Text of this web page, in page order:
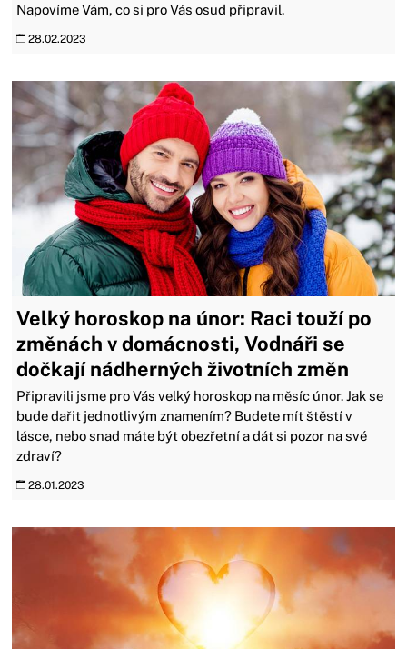
Napovíme Vám, co si pro Vás osud připravil.
28.02.2023
Velký horoskop na únor: Raci touží po
změnách v domácnosti, Vodnáři se
dočkají nádherných životních změn
Připravili jsme pro Vás velký horoskop na měsíc únor. Jak se
bude dařit jednotlivým znamením? Budete mít štěstí v
lásce, nebo snad máte být obezřetní a dát si pozor na své
zdraví?
28.01.2023